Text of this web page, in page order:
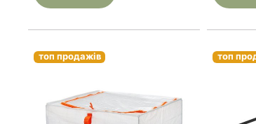
топ продажів топ